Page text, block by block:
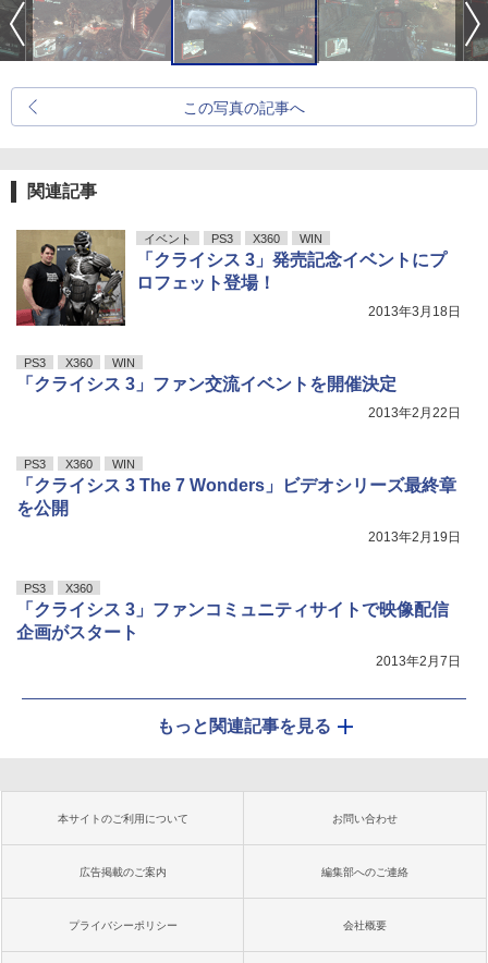
この写真の記事へ
関連記事
イベント PS3 X360 WIN
「クライシス 3」発売記念イベントにプ
ロフェット登場！
2013年3月18日
PS3 X360 WIN
「クライシス 3」ファン交流イベントを開催決定
2013年2月22日
PS3 X360 WIN
「クライシス 3 The 7 Wonders」ビデオシリーズ最終章
を公開
2013年2月19日
PS3 X360
「クライシス 3」ファンコミュニティサイトで映像配信
企画がスタート
2013年2月7日
もっと関連記事を見る
本サイトのご利用について お問い合わせ
広告掲載のご案内 編集部へのご連絡
プライバシーポリシー 会社概要